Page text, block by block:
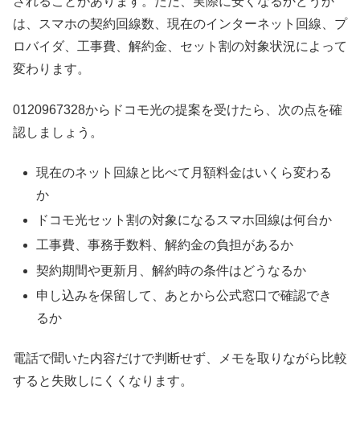
は、スマホの契約回線数、現在のインターネット回線、プ
ロバイダ、工事費、解約金、セット割の対象状況によって
変わります。
0120967328からドコモ光の提案を受けたら、次の点を確
認しましょう。
現在のネット回線と比べて月額料金はいくら変わる
か
ドコモ光セット割の対象になるスマホ回線は何台か
工事費、事務手数料、解約金の負担があるか
契約期間や更新月、解約時の条件はどうなるか
申し込みを保留して、あとから公式窓口で確認でき
るか
電話で聞いた内容だけで判断せず、メモを取りながら比較
すると失敗しにくくなります。